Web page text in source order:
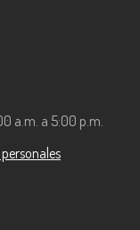
a.m. a 5:00 p.m.